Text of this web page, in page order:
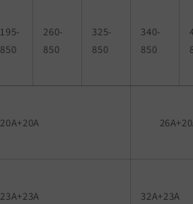
195-
850
260-
850
325-
850
340-
850
20A+20A
23A+23A 32A+23A